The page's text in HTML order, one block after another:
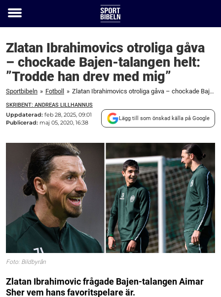
Toggle
Zlatan Ibrahimovics otroliga gåva
– chockade Bajen-talangen helt:
”Trodde han drev med mig”
Sportbibeln » Fotboll » Zlatan Ibrahimovics otroliga gåva – chockade Bajen-talangen helt: ”Trodde han drev med mig”
SKRIBENT: ANDREAS LILLHANNUS
Uppdaterad: feb 28, 2025, 09:01
Publicerad: maj 05, 2020, 16:38
Lägg till som önskad källa på Google
Foto: Bildbyrån
Zlatan Ibrahimovic frågade Bajen-talangen Aimar
Sher vem hans favoritspelare är.